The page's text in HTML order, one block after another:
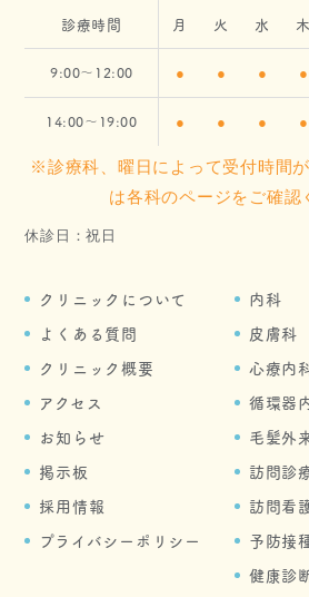
診療時間 月 火 水 木
9:00～12:00 ● ● ● ●
14:00～19:00 ● ● ● ●
※診療科、曜日によって受付時間が
は各科のページをご確認
休診日：祝日
クリニックについて
よくある質問
クリニック概要
アクセス
お知らせ
掲示板
採用情報
プライバシーポリシー
内科
皮膚科
心療内
循環器
毛髪外
訪問診
訪問看
予防接
健康診